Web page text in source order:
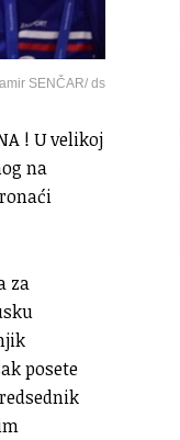
SENČAR/ ds
! U velikoj
na
za
posete